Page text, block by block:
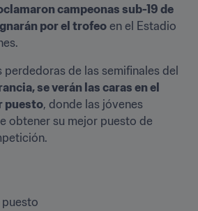
campeonas sub-19 de
por el trofeo en el Estadio
perdedoras de las semifinales del
se verán las caras en el
puesto
obtener su mejor puesto de